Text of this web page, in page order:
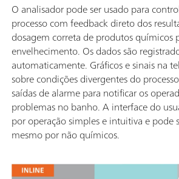
O analisador pode ser usado para
processo com feedback direto dos
dosagem correta de produtos químicos
envelhecimento. Os dados são
automaticamente. Gráficos e sinais na
sobre condições divergentes do
saídas de alarme para notificar os
problemas no banho. A interface do
por operação simples e intuitiva e pode
mesmo por não químicos.